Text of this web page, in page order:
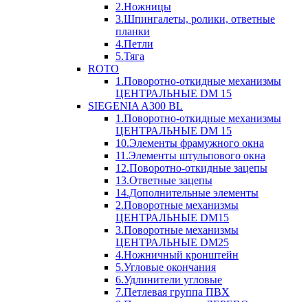
2.Ножницы
3.Шпингалеты, ролики, ответные
планки
4.Петли
5.Тяга
ROTO
1.Поворотно-откидные механизмы
ЦЕНТРАЛЬНЫЕ DM 15
SIEGENIA A300 BL
1.Поворотно-откидные механизмы
ЦЕНТРАЛЬНЫЕ DM 15
10.Элементы фрамужного окна
11.Элементы штульпового окна
12.Поворотно-откидные зацепы
13.Ответные зацепы
14.Дополнительные элементы
2.Поворотные механизмы
ЦЕНТРАЛЬНЫЕ DM15
3.Поворотные механизмы
ЦЕНТРАЛЬНЫЕ DM25
4.Ножничный кронштейн
5.Угловые окончания
6.Удлинители угловые
7.Петлевая группа ПВХ